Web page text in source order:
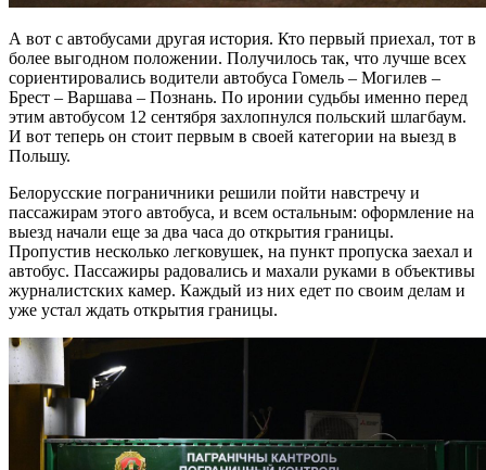
А вот с автобусами другая история. Кто первый приехал, тот в
более выгодном положении. Получилось так, что лучше всех
сориентировались водители автобуса Гомель – Могилев –
Брест – Варшава – Познань. По иронии судьбы именно перед
этим автобусом 12 сентября захлопнулся польский шлагбаум.
И вот теперь он стоит первым в своей категории на выезд в
Польшу.
Белорусские пограничники решили пойти навстречу и
пассажирам этого автобуса, и всем остальным: оформление на
выезд начали еще за два часа до открытия границы.
Пропустив несколько легковушек, на пункт пропуска заехал и
автобус. Пассажиры радовались и махали руками в объективы
журналистских камер. Каждый из них едет по своим делам и
уже устал ждать открытия границы.